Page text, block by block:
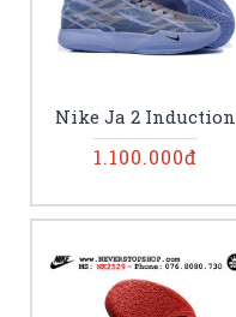
Nike Ja 2 Induction
1.100.000đ